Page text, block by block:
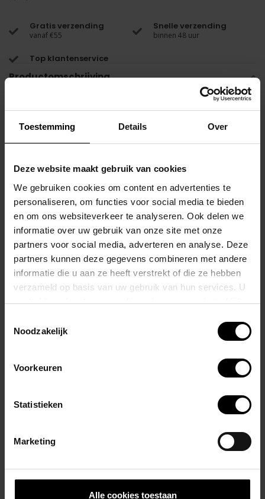
Toestemming Details Over
Deze website maakt gebruik van cookies
We gebruiken cookies om content en advertenties te
personaliseren, om functies voor social media te bieden
en om ons websiteverkeer te analyseren. Ook delen we
informatie over uw gebruik van onze site met onze
partners voor social media, adverteren en analyse. Deze
partners kunnen deze gegevens combineren met andere
informatie die u aan ze heeft verstrekt of die ze hebben
verzameld op basis van uw gebruik van hun services. U
gaat akkoord met onze cookies als u onze website blijft
Noodzakelijk
Voorkeuren
Statistieken
Marketing
Alle cookies toestaan
Gratis verzending
vanaf €55
Snelle verzending
binnen 48 uur
Top klantenservice
Productomschrijving
De MALO Black is een string gemaakt van hoogwaardig geperforeerd
De hoogwaardige zwarte tailleband heeft een prachtige glans en de
string aan de achterkant laat je billen optimaal zien.
De perforatie van PVC van dit seizoen is groter, wat een nog sexyer
uiterlijk geeft! Een metalen STUD-label met het merk en een
gepolijste zilveren afwerking maakt het ontwerp compleet.
Dit ontwerp heeft metalen ringen aan elke kant met een matzwarte
afwerking waarmee al onze lichaamsharnassen kunnen worden
vastgemaakt, waardoor je meerdere looks krijgt!